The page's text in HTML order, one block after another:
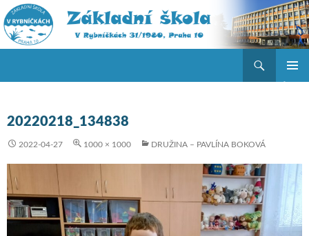
20220218_134838
2022-04-27 1000 × 1000 DRUŽINA – PAVLÍNA BOKOVÁ